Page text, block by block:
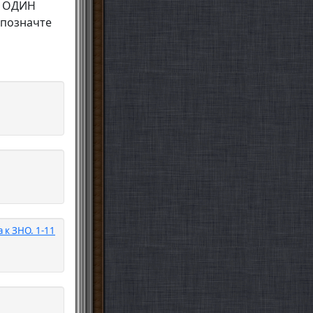
ОДИН
к ЗНО. 1-11